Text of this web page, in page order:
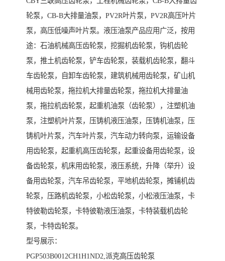
轮泵，CB-B大排量油泵，PV2R叶片泵，PV2R高压叶片
泵，高压低噪声叶片泵。液压油泵产品应用广泛，按用
途：石油机械高压齿轮泵，挖掘机齿轮泵，钩机齿轮
泵，推土机齿轮泵，铲车齿轮泵，装载机齿轮泵，翻斗
车齿轮泵，自卸车齿轮泵，建筑机械用齿轮泵，矿山机
械用齿轮泵，拖拉机大排量齿轮泵，拖拉机大排量油
泵，拖拉机齿轮泵，起重机油泵（齿轮泵），注塑机油
泵，注塑机叶片泵，压铸机液压油泵，压铸机油泵，压
铸机叶片泵，汽车叶片泵，汽车动力转向泵，运输设备
用齿轮泵，起重机高压齿轮泵，起重设备用齿轮泵，设
备齿轮泵，机床用齿轮泵，液压系统，升降（举升）设
备用齿轮泵，汽车吊齿轮泵，平地机齿轮泵，摊铺机齿
轮泵，压路机齿轮泵，小松齿轮泵，小松液压油泵，卡
特彼勒齿轮泵，卡特彼勒液压油泵，卡特装载机齿轮
泵，卡特齿轮泵。
型号展示：
PGP503B0012CH1H1ND2,派克高压齿轮泵